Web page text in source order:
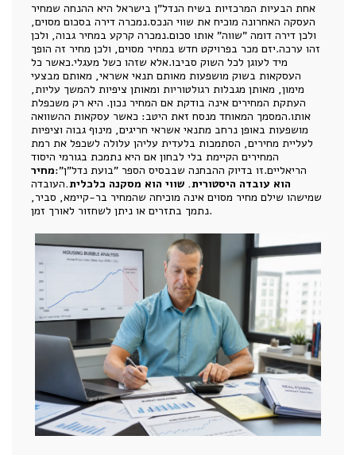
אחת הבעיות המרכזיות בשיח הנדל"ן בישראל היא ההנחה שמחיר
העסקה האחרונה מוכיח את שווי הנכס.נמכרה דירה בסכום מסוים,
ולכן דירה דומה "שווה" אותו סכום.נמכרה קרקע במחיר גבוה, ולכן
זהו ערכה.יזם מכר בפרויקט חדש במחיר מסוים, ולכן מחיר זה הופך
מיד לעוגן לכל השוק סביבו.אלא שזהו כשל מעגלי.כאשר כל
העסקאות בשוק מושפעות מאותם תנאי אשראי, מאותם מבצעי
מימון, מאותן מגבלות רגולטוריות ומאותן ציפיות להמשך עליות,
העתקת המחירים אינה בודקת אם המחיר נכון. היא רק משכפלת
אותו.המסמך המאוחד מנסח זאת היטב: כאשר עסקאות ההשוואה
מושפעות באופן נרחב מתנאי אשראי חריגים, מינוף גבוה וציפיות
לעליית מחירים, הסתמכות בלעדית עליהן עלולה לשכפל את רמת
המחירים הקיימת בלי לבחון אם היא נתמכת בגורמי היסוד
הריאליים.זו בדיוק ההבחנה שבבסיס הספר "בועת נדל"ן":מחיר
הוא עובדה היסטורית. שווי הוא מסקנה כלכלית.העובדה
שמישהו שילם מחיר מסוים אינה מוכיחה שהמחיר בר-קיימא, סביר,
נתמך בתזרים או ניתן לשחזור לאורך זמן.